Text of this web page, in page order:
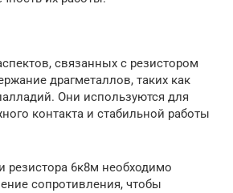
связанных с резистором
драгметаллов, таких как
Они используются для
контакта и стабильной работы
резистора 6к8м необходимо
сопротивления, чтобы